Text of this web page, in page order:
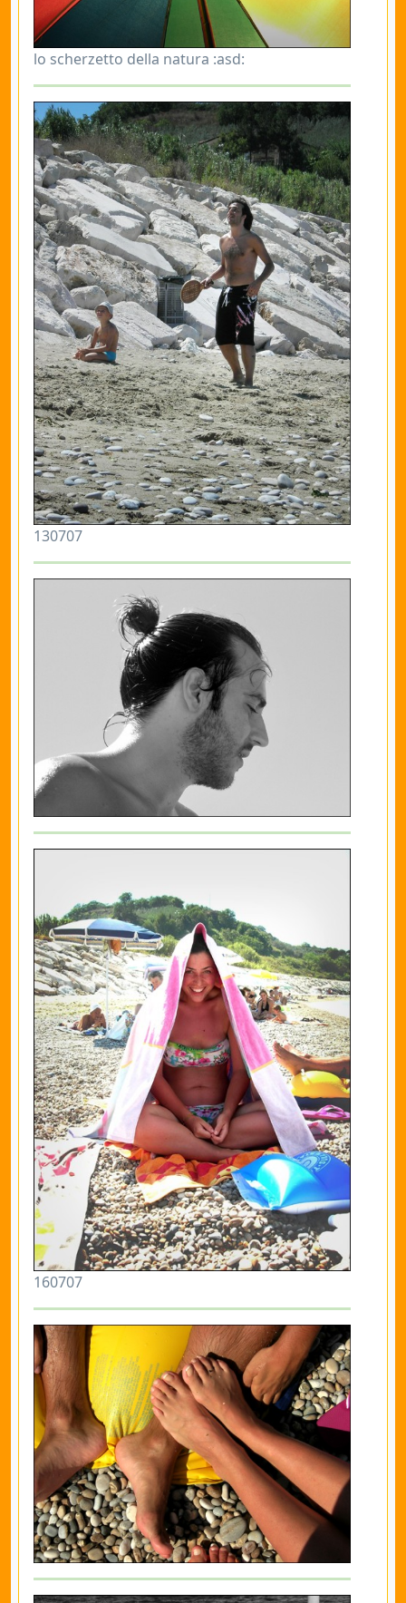
lo scherzetto della natura :asd:
130707
160707